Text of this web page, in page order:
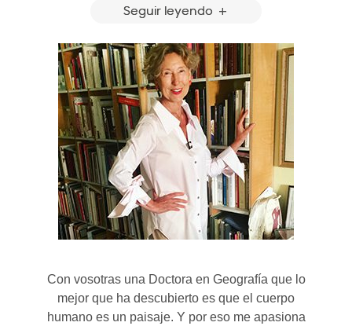
Seguir leyendo
Con vosotras una Doctora en Geografía que lo
mejor que ha descubierto es que el cuerpo
humano es un paisaje. Y por eso me apasiona